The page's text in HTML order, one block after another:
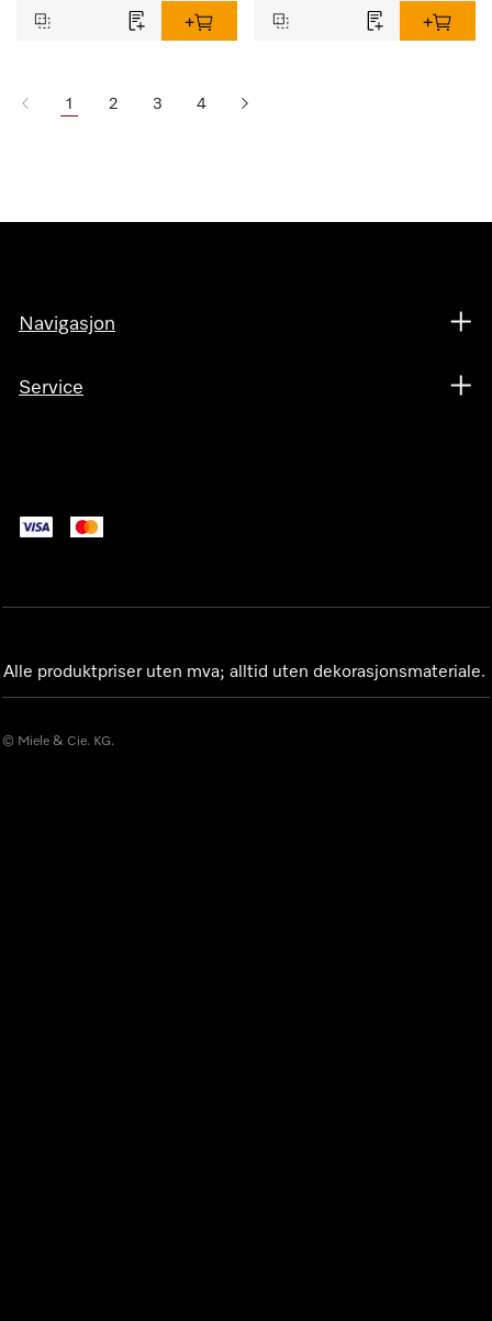
1 2 3 4
Navigasjon
Service
Alle produktpriser uten mva; alltid uten dekorasjonsmateriale.
© Miele & Cie. KG.